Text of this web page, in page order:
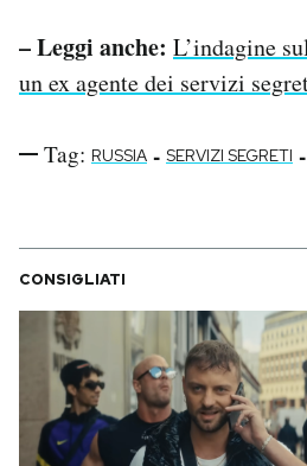
– Leggi anche: L’indagine
un ex agente dei servizi
Tag: RUSSIA - SERVIZI SEGRETI -
CONSIGLIATI